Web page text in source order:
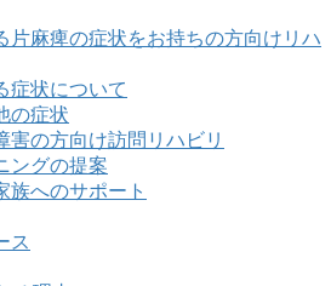
片麻痺の症状をお持ちの方向けリハ
症状について
の症状
害の方向け訪問リハビリ
ングの提案
族へのサポート
ス